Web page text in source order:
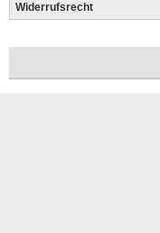
Widerrufsrecht